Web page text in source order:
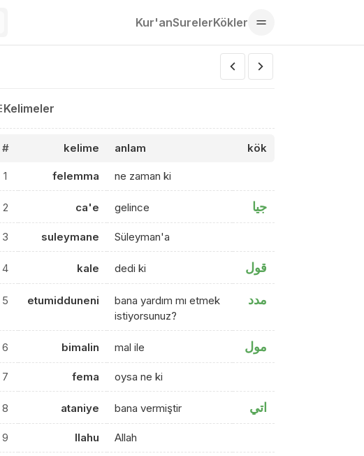
Kur'anSurelerKökler
Kelimeler
# kelime anlam kök
1 felemma ne zaman ki
2 ca'e gelince جيا
3 suleymane Süleyman'a
4 kale dedi ki قول
5 etumidduneni
bana yardım mı etmek
istiyorsunuz?
مدد
6 bimalin mal ile مول
7 fema oysa ne ki
8 ataniye bana vermiştir اتي
9 llahu Allah